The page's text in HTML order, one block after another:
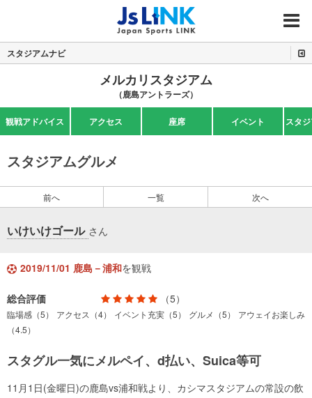
MENU
スタジアムナビ
メルカリスタジアム
（鹿島アントラーズ）
観戦アドバイス アクセス 座席 イベント スタ
スタジアムグルメ
前へ 一覧 次へ
いけいけゴール さん
2019/11/01 鹿島－浦和を観戦
総合評価 （5）
臨場感（5） アクセス（4） イベント充実（5） グルメ（5）
アウェイお楽しみ
（4.5）
スタグル一気にメルペイ、d払い、Suica等可
11月1日(金曜日)の鹿島vs浦和戦より、カシマスタジアムの常設の飲